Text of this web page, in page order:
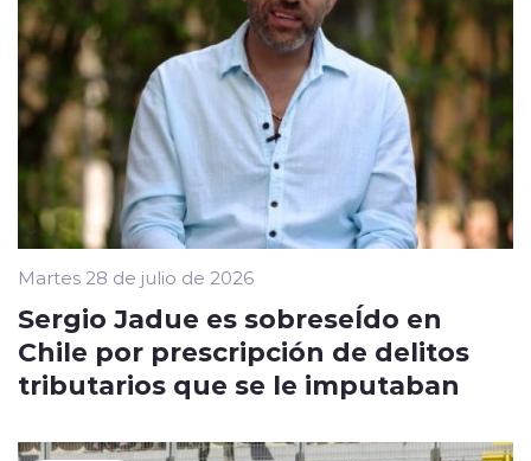
Martes 28 de julio de 2026
Sergio Jadue es sobreseÍdo en
Chile por prescripción de delitos
tributarios que se le imputaban